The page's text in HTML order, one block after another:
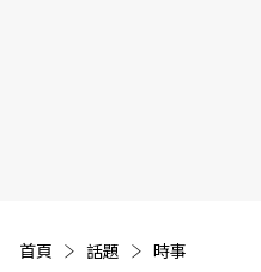
首頁 話題 時事